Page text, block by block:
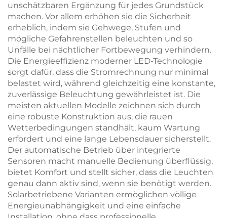
unschätzbaren Ergänzung für jedes Grundstück
machen. Vor allem erhöhen sie die Sicherheit
erheblich, indem sie Gehwege, Stufen und
mögliche Gefahrenstellen beleuchten und so
Unfälle bei nächtlicher Fortbewegung verhindern.
Die Energieeffizienz moderner LED-Technologie
sorgt dafür, dass die Stromrechnung nur minimal
belastet wird, während gleichzeitig eine konstante,
zuverlässige Beleuchtung gewährleistet ist. Die
meisten aktuellen Modelle zeichnen sich durch
eine robuste Konstruktion aus, die rauen
Wetterbedingungen standhält, kaum Wartung
erfordert und eine lange Lebensdauer sicherstellt.
Der automatische Betrieb über integrierte
Sensoren macht manuelle Bedienung überflüssig,
bietet Komfort und stellt sicher, dass die Leuchten
genau dann aktiv sind, wenn sie benötigt werden.
Solarbetriebene Varianten ermöglichen völlige
Energieunabhängigkeit und eine einfache